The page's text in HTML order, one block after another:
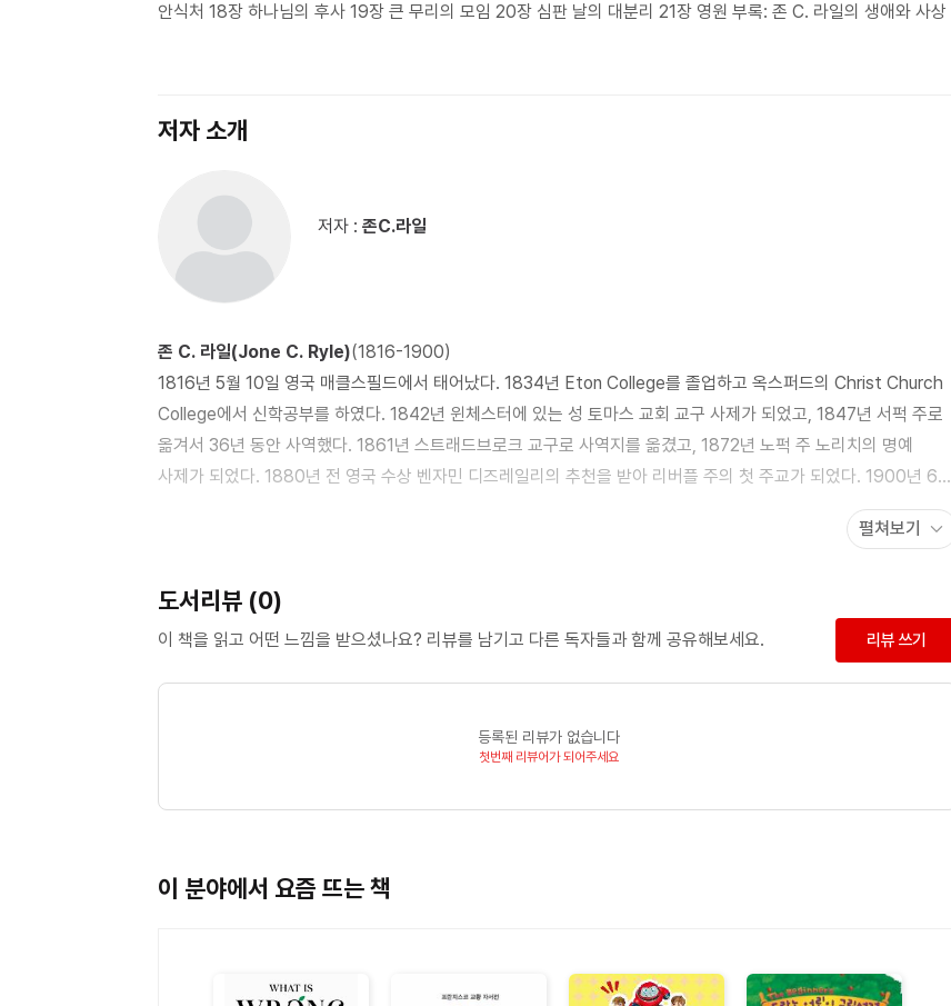
안식처 18장 하나님의 후사 19장 큰 무리의 모임 20장 심판 날의 대분리 21장 영원 부록: 존 C. 라일의 생애와 사상
저자 소개
저자 : 존C.라일
존 C. 라일(Jone C. Ryle)(1816-1900)
1816년 5월 10일 영국 매클스필드에서 태어났다. 1834년 Eton College를 졸업하고 옥스퍼드의 Christ Church
College에서 신학공부를 하였다. 1842년 윈체스터에 있는 성 토마스 교회 교구 사제가 되었고, 1847년 서퍽 주로
옮겨서 36년 동안 사역했다. 1861년 스트래드브로크 교구로 사역지를 옮겼고, 1872년 노퍽 주 노리치의 명예
사제가 되었다. 1880년 전 영국 수상 벤자민 디즈레일리의 추천을 받아 리버플 주의 첫 주교가 되었다. 1900년 6월
10일 세상을 떠났다. 존 C. 라일의 저서로는 <사복음서 강해시리즈> 7권(CLC 刊)과 <존 C. 라일 신앙강좌 시리즈>
옮긴이 박영호
중앙대 사회복지학과(B.A.)를 졸업하고 단국대학교 대학원(특수교육, M.A.)을 졸업하였다. 영국 University of
Glasgow(M. Phil.), 미국 Faith Theological Seminary(Th. M., D. R. E.)를 졸업하였으며, 현재 CLC 대표로
있다.
펼쳐보기
도서리뷰 (0)
이 책을 읽고 어떤 느낌을 받으셨나요? 리뷰를 남기고 다른 독자들과 함께 공유해보세요. 리뷰 쓰기
등록된 리뷰가 없습니다
첫번째 리뷰어가 되어주세요
이 분야에서 요즘 뜨는 책